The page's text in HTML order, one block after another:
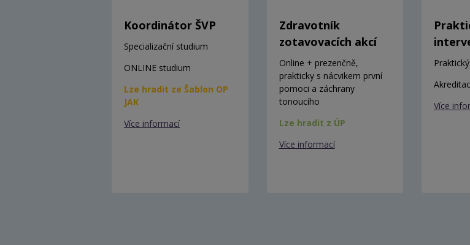
Koordinátor ŠVP
Specializační studium
ONLINE studium
Lze hradit ze Šablon OP
JAK
Více informací
Zdravotník
zotavovacích akcí
Online + prezenčně,
prakticky s nácvikem první
pomoci a záchrany
tonoucího
Lze hradit z ÚP
Více informací
Více